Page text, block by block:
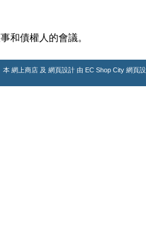
和債權人的會議。
本 網上商店 及 網頁設計由 EC Shop City 網頁